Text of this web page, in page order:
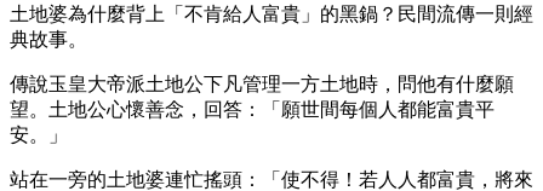
土地婆為什麼背上「不肯給人富貴」的黑鍋？民間流傳一則經
典故事。
傳說玉皇大帝派土地公下凡管理一方土地時，問他有什麼願
望。土地公心懷善念，回答：「願世間每個人都能富貴平
安。」
站在一旁的土地婆連忙搖頭：「使不得！若人人都富貴，將來